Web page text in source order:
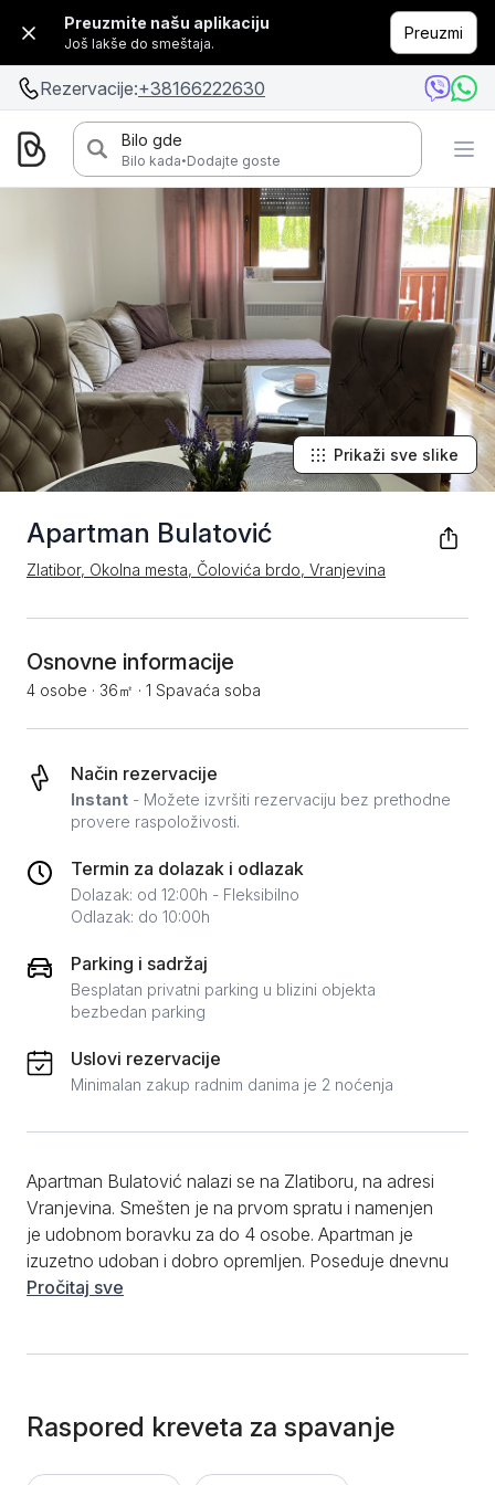
Preuzmite našu aplikaciju
Još lakše do smeštaja.
Preuzmi
Rezervacije:+38166222630
Bilo gde
Bilo kada·Dodajte goste
Apartman Bulatović
Zlatibor, Okolna mesta, Čolovića brdo, Vranjevina
Prikaži sve slike
Osnovne informacije
4 osobe · 36㎡ · 1 Spavaća soba
Način rezervacije
Instant - Možete izvršiti rezervaciju bez prethodne
provere raspoloživosti.
Termin za dolazak i odlazak
Dolazak: od 12:00h - Fleksibilno
Odlazak: do 10:00h
Parking i sadržaj
Besplatan privatni parking u blizini objekta
bezbedan parking
Uslovi rezervacije
Minimalan zakup radnim danima je 2 noćenja
Apartman Bulatović nalazi se na Zlatiboru, na adresi
Vranjevina. Smešten je na prvom spratu i namenjen
je udobnom boravku za do 4 osobe. Apartman je
izuzetno udoban i dobro opremljen. Poseduje dnevnu
sobu sa ugaonom garniturom i spavaću sobu sa
za nepušače. Objekat raspolaže balkonom, a među
dodatnim pogodnostima su Wi-Fi, TV sa kablovskim
kanalima, kao i čisti peškiri i posteljina. Apartman
Pročitaj sve
Raspored kreveta za spavanje